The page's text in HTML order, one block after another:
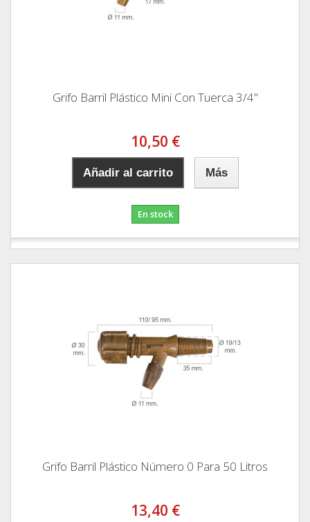
Grifo Barril Plástico Mini Con Tuerca 3/4"
10,50 €
Añadir al carrito Más
En stock
Grifo Barril Plástico Número 0 Para 50 Litros
13,40 €